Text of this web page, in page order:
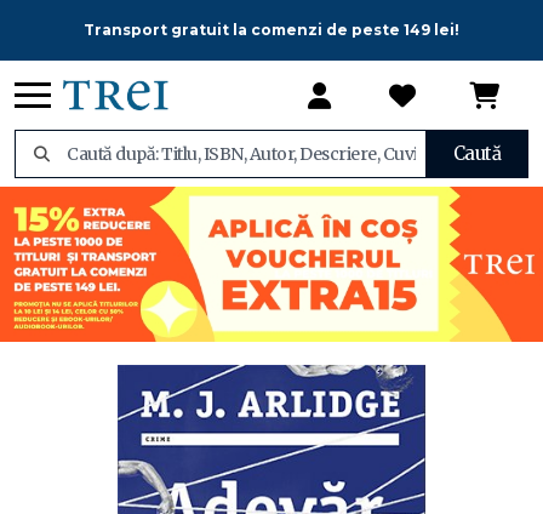
Transport gratuit la comenzi de peste 149 lei!
Caută